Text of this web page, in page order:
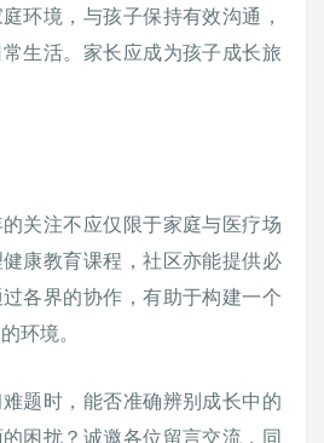
环境，与孩子保持有效沟通，
生活。家长应成为孩子成长旅
关注不应仅限于家庭与医疗场
康教育课程，社区亦能提供必
各界的协作，有助于构建一个
环境。
题时，能否准确辨别成长中的
困扰？诚邀各位留言交流，同